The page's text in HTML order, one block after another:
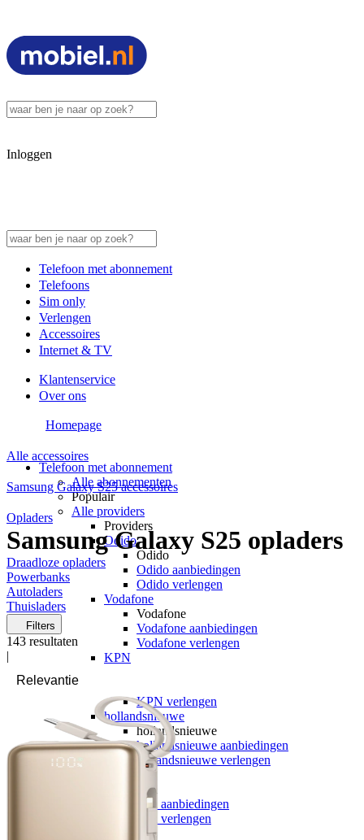
Inloggen
Telefoon met abonnement
Telefoons
Sim only
Verlengen
Accessoires
Internet & TV
Klantenservice
Over ons
Telefoon met abonnement
Alle abonnementen
Populair
Alle providers
Providers
Odido
Odido
Odido aanbiedingen
Odido verlengen
Vodafone
Vodafone
Vodafone aanbiedingen
Vodafone verlengen
KPN
KPN verlengen
hollandsnieuwe
hollandsnieuwe
hollandsnieuwe aanbiedingen
hollandsnieuwe verlengen
Ben
Ben aanbiedingen
Ben verlengen
Homepage
Alle accessoires
Samsung Galaxy S25 accessoires
Opladers
Samsung Galaxy S25 opladers
Draadloze opladers
Powerbanks
Autoladers
Thuisladers
Filters
143 resultaten
|